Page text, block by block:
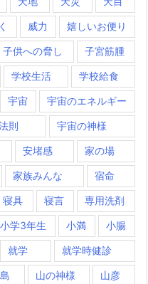
威力 嬉しいお便り
子供への脅し 子宮筋腫
学校生活 学校給食
宇宙 宇宙のエネルギー
則 宇宙の神様
安堵感 家の場
家族みんな 宿命
寝具 寝言 専用洗剤
小学3年生 小満 小腸
就学 就学時健診
山の神様 山彦